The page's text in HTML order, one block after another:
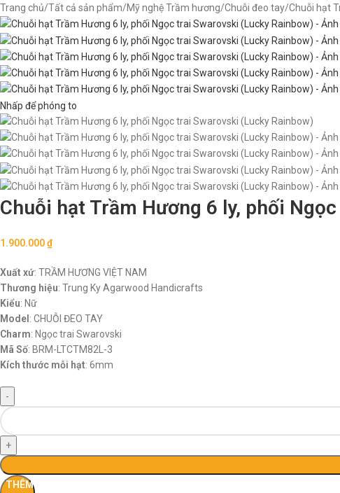
Trang chủ Tất cả sản phẩm Mỹ nghệ Trầm hương Chuỗi đeo tay Chuỗi hạt
Nhấp để phóng to
Chuỗi hạt Trầm Hương 6 ly, phối
1.900.000₫
Xuất xứ: TRẦM HƯƠNG VIỆT NAM
Thương hiệu: Trung Ky Agarwood Handicrafts
Kiểu: Nữ
Model : CHUỖI ĐEO TAY
Charm: Ngọc trai Swarovski
Mã Số: BRM-LTCTM82L-3
Kích thước mỗi hạt: 6mm
THÊM